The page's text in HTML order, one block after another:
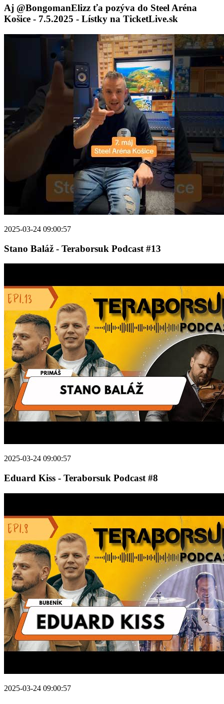
Aj @BongomanElizz ťa pozýva do Steel Aréna
Košice - 7.5.2025 - Lístky na TicketLive.sk
2025-03-24 09:00:57
Stano Baláž - Teraborsuk Podcast #13
2025-03-24 09:00:57
Eduard Kiss - Teraborsuk Podcast #8
2025-03-24 09:00:57